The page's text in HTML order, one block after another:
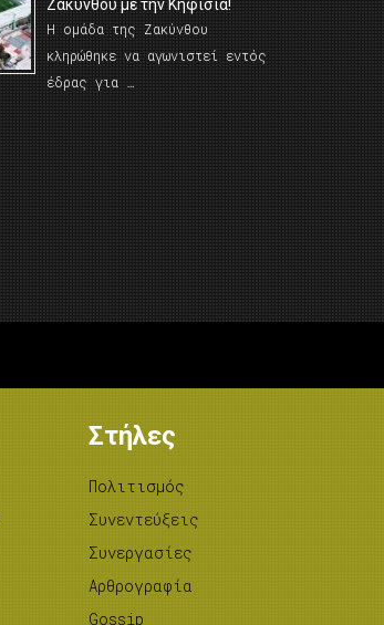
Ζακύνθου με την Κηφισιά!
Η ομάδα της Ζακύνθου
κληρώθηκε να αγωνιστεί εντός
έδρας για …
Στήλες
Πολιτισμός
Συνεντεύξεις
Συνεργασίες
Αρθρογραφία
Gossip